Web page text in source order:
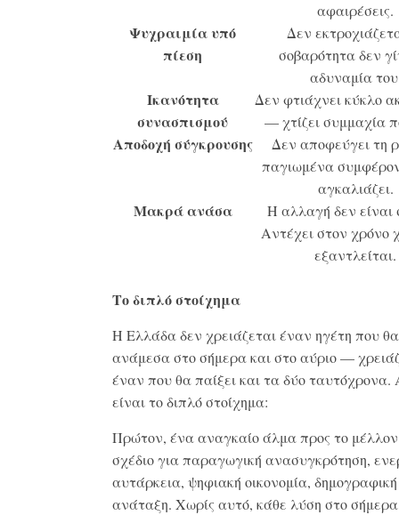
αφαιρέσεις.
Ψυχραιμία υπό
πίεση
Δεν
σοβαρότητα δεν
αδυναμία
Ικανότητα
συνασπισμού
Δεν φτιάχνει κύκλο
— χτίζει συμμαχία
Αποδοχή σύγκρουσης
Δεν αποφεύγει τη
παγιωμένα
αγκαλιάζει.
Μακρά ανάσα
Η αλλαγή δεν είναι
Αντέχει στον χρόνο
εξαντλείται.
Το διπλό στοίχημα
Η Ελλάδα δεν χρειάζεται έναν ηγέτη που θα
ανάμεσα στο σήμερα και στο αύριο —
έναν που θα παίξει και τα δύο ταυτόχρονα.
είναι το διπλό στοίχημα:
Πρώτον, ένα αναγκαίο άλμα προς το
σχέδιο για παραγωγική ανασυγκρότηση,
αυτάρκεια, ψηφιακή οικονομία, δημογραφική
ανάταξη. Χωρίς αυτό, κάθε λύση στο σήμερα